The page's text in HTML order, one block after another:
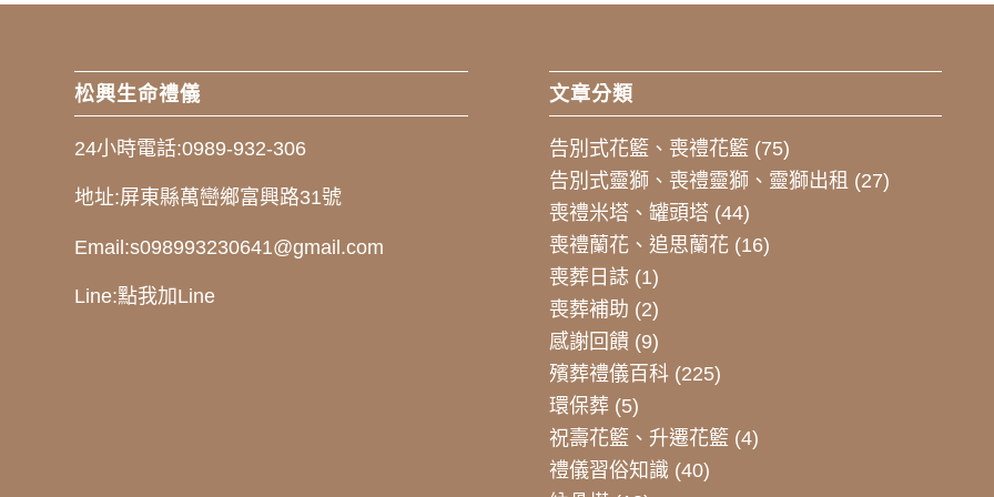
松興生命禮儀
24小時電話:0989-932-306
地址:屏東縣萬巒鄉富興路31號
Email:s098993230641@gmail.com
Line:點我加Line
文章分類
告別式花籃、喪禮花籃 (75)
告別式靈獅、喪禮靈獅、靈獅出租 (27)
喪禮米塔、罐頭塔 (44)
喪禮蘭花、追思蘭花 (16)
喪葬日誌 (1)
喪葬補助 (2)
感謝回饋(9)
殯葬禮儀百科(225)
環保葬(5)
祝壽花籃、升遷花籃 (4)
禮儀習俗知識 (40)